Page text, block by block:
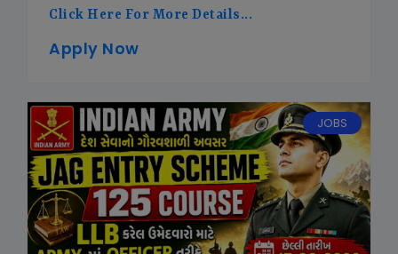
Click Here For More Details...
Apply Now
JOBS